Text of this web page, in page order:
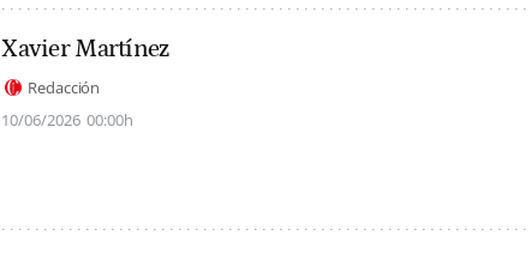
Xavier Martínez
Redacción
10/06/2026 00:00h